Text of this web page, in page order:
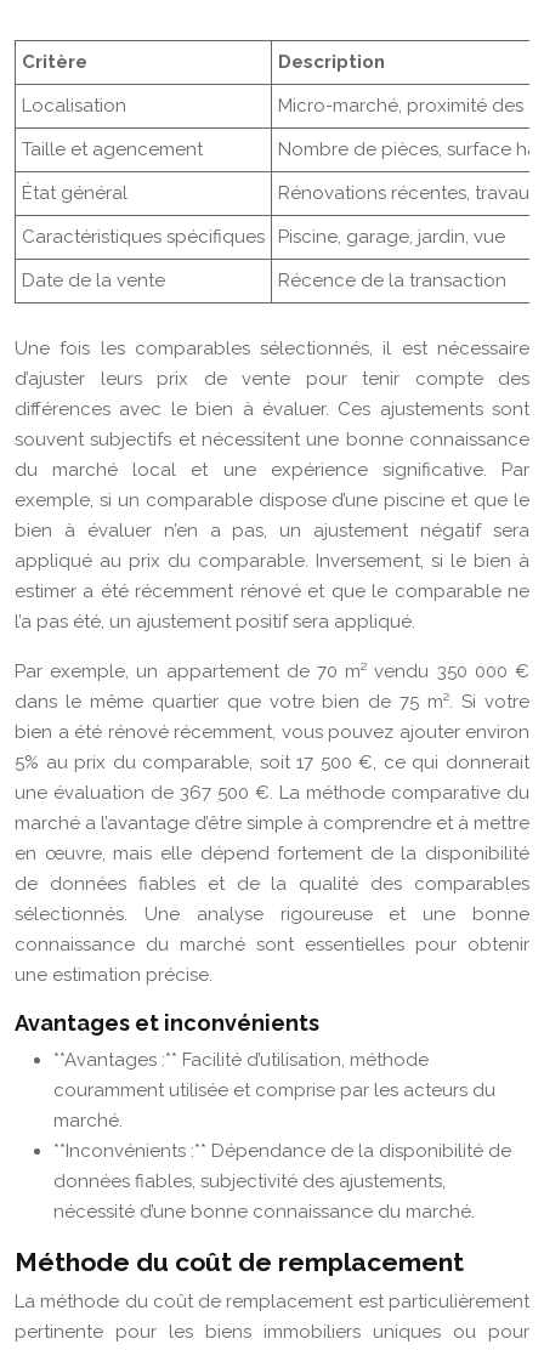
Critère
Description
Localisation
Micro-marché, proximité des
Taille et agencement
Nombre de pièces, surface
État général
Rénovations récentes,
Caractéristiques spécifiques
Piscine, garage, jardin, vue
Date de la vente
Récence de la transaction
Une fois les comparables sélectionnés, il est nécessaire
d’ajuster leurs prix de vente pour tenir compte des
différences avec le bien à évaluer. Ces ajustements sont
souvent subjectifs et nécessitent une bonne connaissance
du marché local et une expérience significative. Par
exemple, si un comparable dispose d’une piscine et que le
bien à évaluer n’en a pas, un ajustement négatif sera
appliqué au prix du comparable. Inversement, si le bien à
estimer a été récemment rénové et que le comparable ne
l’a pas été, un ajustement positif sera appliqué.
Par exemple, un appartement de 70 m² vendu 350 000 €
dans le même quartier que votre bien de 75 m². Si votre
bien a été rénové récemment, vous pouvez ajouter environ
5% au prix du comparable, soit 17 500 €, ce qui donnerait
une évaluation de 367 500 €. La méthode comparative du
marché a l’avantage d’être simple à comprendre et à mettre
en œuvre, mais elle dépend fortement de la disponibilité
de données fiables et de la qualité des comparables
sélectionnés. Une analyse rigoureuse et une bonne
connaissance du marché sont essentielles pour obtenir
une estimation précise.
Avantages et inconvénients
**Avantages :** Facilité d’utilisation, méthode
couramment utilisée et comprise par les acteurs du
marché.
**Inconvénients :** Dépendance de la disponibilité de
données fiables, subjectivité des ajustements,
nécessité d’une bonne connaissance du marché.
Méthode du coût de remplacement
La méthode du coût de remplacement est particulièrement
pertinente pour les biens immobiliers uniques ou pour